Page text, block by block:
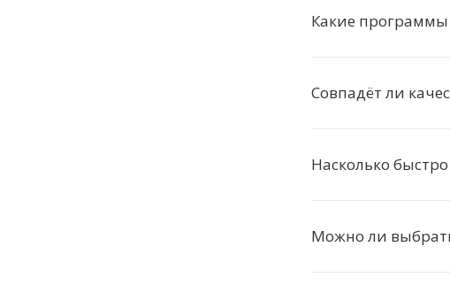
Какие программы
Совпадёт ли
Насколько
Можно ли